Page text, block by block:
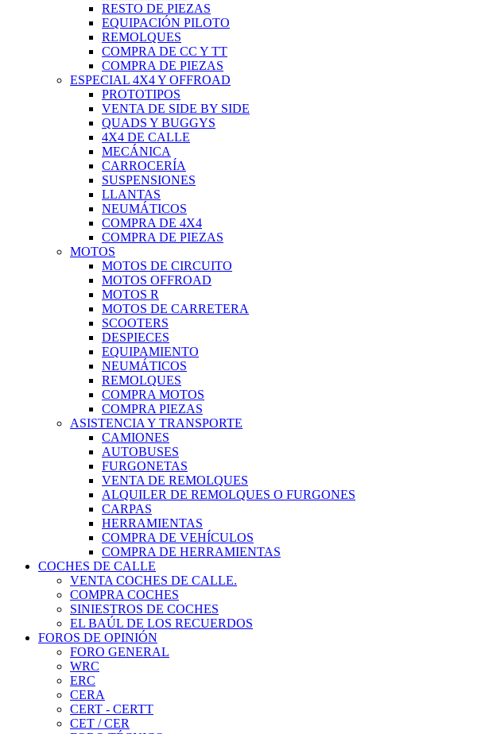
RESTO DE PIEZAS
EQUIPACIÓN PILOTO
REMOLQUES
COMPRA DE CC Y TT
COMPRA DE PIEZAS
ESPECIAL 4X4 Y OFFROAD
PROTOTIPOS
VENTA DE SIDE BY SIDE
QUADS Y BUGGYS
4X4 DE CALLE
MECÁNICA
CARROCERÍA
SUSPENSIONES
LLANTAS
NEUMÁTICOS
COMPRA DE 4X4
COMPRA DE PIEZAS
MOTOS
MOTOS DE CIRCUITO
MOTOS OFFROAD
MOTOS R
MOTOS DE CARRETERA
SCOOTERS
DESPIECES
EQUIPAMIENTO
NEUMÁTICOS
REMOLQUES
COMPRA MOTOS
COMPRA PIEZAS
ASISTENCIA Y TRANSPORTE
CAMIONES
AUTOBUSES
FURGONETAS
VENTA DE REMOLQUES
ALQUILER DE REMOLQUES O FURGONES
CARPAS
HERRAMIENTAS
COMPRA DE VEHÍCULOS
COMPRA DE HERRAMIENTAS
COCHES DE CALLE
VENTA COCHES DE CALLE.
COMPRA COCHES
SINIESTROS DE COCHES
EL BAÚL DE LOS RECUERDOS
FOROS DE OPINIÓN
FORO GENERAL
WRC
ERC
CERA
CERT - CERTT
CET / CER